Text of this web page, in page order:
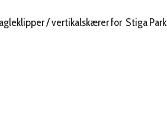
/ vertikalskærer for Stiga Park